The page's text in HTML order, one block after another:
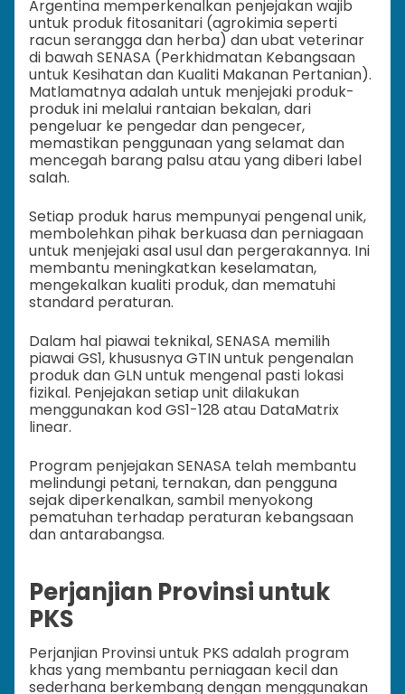
Argentina memperkenalkan penjejakan wajib
untuk produk fitosanitari (agrokimia seperti
racun serangga dan herba) dan ubat veterinar
di bawah SENASA (Perkhidmatan Kebangsaan
untuk Kesihatan dan Kualiti Makanan Pertanian).
Matlamatnya adalah untuk menjejaki produk-
produk ini melalui rantaian bekalan, dari
pengeluar ke pengedar dan pengecer,
memastikan penggunaan yang selamat dan
mencegah barang palsu atau yang diberi label
salah.
Setiap produk harus mempunyai pengenal unik,
membolehkan pihak berkuasa dan perniagaan
untuk menjejaki asal usul dan pergerakannya. Ini
membantu meningkatkan keselamatan,
mengekalkan kualiti produk, dan mematuhi
standard peraturan.
Dalam hal piawai teknikal, SENASA memilih
piawai GS1, khususnya GTIN untuk pengenalan
produk dan GLN untuk mengenal pasti lokasi
fizikal. Penjejakan setiap unit dilakukan
menggunakan kod GS1-128 atau DataMatrix
linear.
Program penjejakan SENASA telah membantu
melindungi petani, ternakan, dan pengguna
sejak diperkenalkan, sambil menyokong
pematuhan terhadap peraturan kebangsaan
dan antarabangsa.
Perjanjian Provinsi untuk
PKS
Perjanjian Provinsi untuk PKS adalah program
khas yang membantu perniagaan kecil dan
sederhana berkembang dengan menggunakan